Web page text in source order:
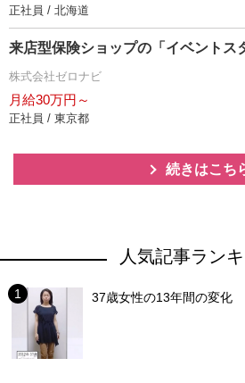
正社員 / 北海道
来店型保険ショップの「イベントス
株式会社ゼロナビ
月給30万円～
正社員 / 東京都
続きはこち
人気記事ラン
37歳女性の13年間の変化